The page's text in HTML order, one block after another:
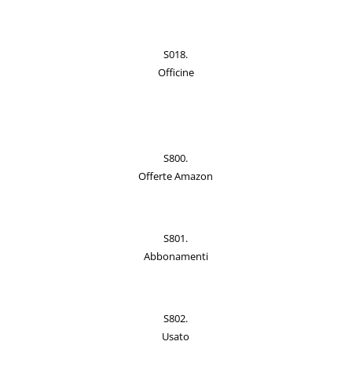
S018.
Officine
S800.
Offerte Amazon
S801.
Abbonamenti
S802.
Usato